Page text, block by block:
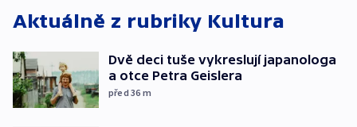
Aktuálně z rubriky Kultura
Dvě deci tuše vykreslují japanologa
a otce Petra Geislera
před 36 m